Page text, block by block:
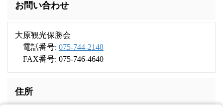
お問い合わせ
大原観光保勝会
電話番号: 075-744-2148
FAX番号: 075-746-4640
住所